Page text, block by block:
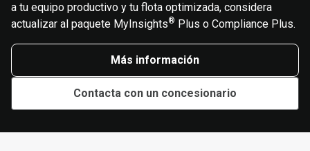
a tu equipo productivo y tu flota optimizada, considera
actualizar al paquete MyInsights® Plus o Compliance Plus.
Más información
Contacta con un concesionario